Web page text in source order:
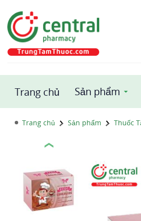
Trang chủ Sản phẩm
Trang chủ Sản phẩm Thuốc
❮
1 / 1